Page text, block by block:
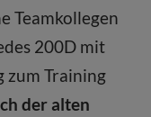
Teamkollegen
200D mit
zum Training
der alten